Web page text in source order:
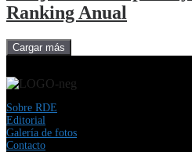
Ranking Anual
Cargar más
Sobre RDE
Editorial
Galería de fotos
Contacto